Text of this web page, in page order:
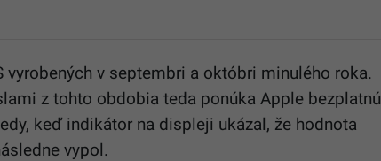
v septembri a októbri minulého roka.
z tohto obdobia teda ponúka Apple bezplatnú
keď indikátor na displeji ukázal, že hodnota
vypol.